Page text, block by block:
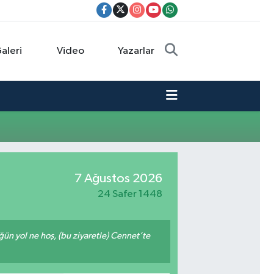
Video Yazarlar
7 Ağustos 2026
24 Safer 1448
yol ne hoş, (bu ziyaretle) Cennet’te